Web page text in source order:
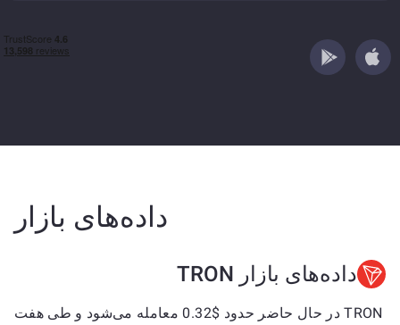
داده‌های بازار
داده‌های بازار TRON
TRON در حال حاضر حدود $0.32 معامله می‌شود و طی هفت